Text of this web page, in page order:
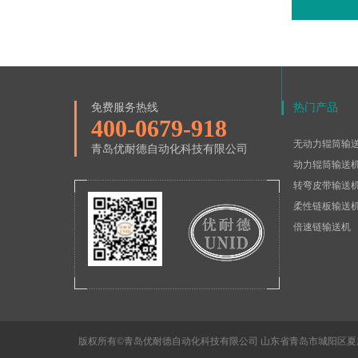
免费服务热线
400-0679-918
青岛优耐德自动化科技有限公司
热门产品
无动力辊筒输
动力辊筒输送
转弯皮带输送
柔性链板输送
倍速链输送机
版权所有©青岛优耐德自动化科技有限公司 山东省青岛市城阳区